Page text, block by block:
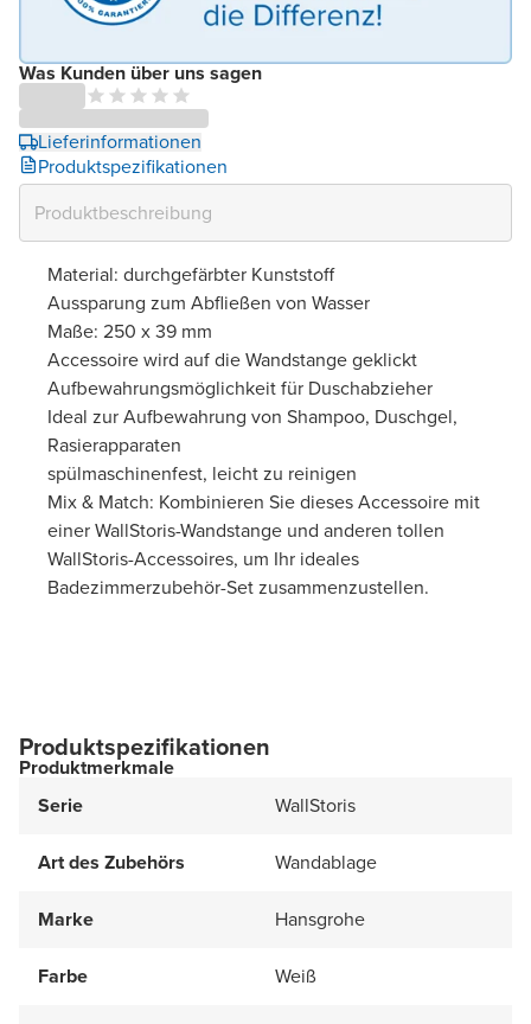
Was Kunden über uns sagen
Lieferinformationen
Produktspezifikationen
Material: durchgefärbter Kunststoff
Aussparung zum Abfließen von Wasser
Maße: 250 x 39 mm
Accessoire wird auf die Wandstange geklickt
Aufbewahrungsmöglichkeit für Duschabzieher
Ideal zur Aufbewahrung von Shampoo, Duschgel,
Rasierapparaten
spülmaschinenfest, leicht zu reinigen
Mix & Match: Kombinieren Sie dieses Accessoire mit
einer WallStoris-Wandstange und anderen tollen
WallStoris-Accessoires, um Ihr ideales
Badezimmerzubehör-Set zusammenzustellen.
Produktspezifikationen
Produktmerkmale
Serie
WallStoris
Art des Zubehörs Wandablage
Marke Hansgrohe
Farbe Weiß